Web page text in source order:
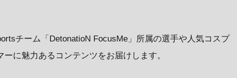
チーム「DetonatioN FocusMe」所属の選手や人気コスプ
に魅力あるコンテンツをお届けします。